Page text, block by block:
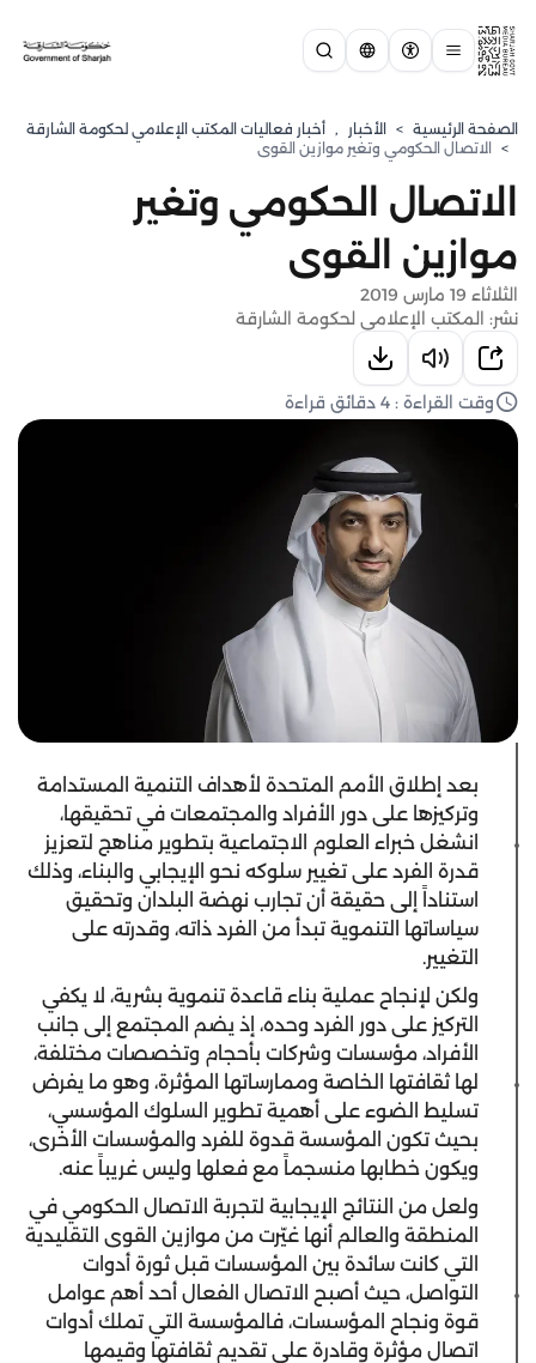
الصفحة الرئيسية > الأخبار , أخبار فعاليات المكتب الإعلامي لحكومة الشارقة
>
الاتصال الحكومي وتغير موازين القوى
الاتصال الحكومي وتغير
موازين القوى
الثلاثاء 19 مارس 2019
نشر: المكتب الإعلامي لحكومة الشارقة
وقت القراءة : 4 دقائق قراءة
بعد إطلاق الأمم المتحدة لأهداف التنمية المستدامة
وتركيزها على دور الأفراد والمجتمعات في تحقيقها،
انشغل خبراء العلوم الاجتماعية بتطوير مناهج لتعزيز
قدرة الفرد على تغيير سلوكه نحو الإيجابي والبناء، وذلك
استناداً إلى حقيقة أن تجارب نهضة البلدان وتحقيق
سياساتها التنموية تبدأ من الفرد ذاته، وقدرته على
التغيير.
ولكن لإنجاح عملية بناء قاعدة تنموية بشرية، لا يكفي
التركيز على دور الفرد وحده، إذ يضم المجتمع إلى جانب
الأفراد، مؤسسات وشركات بأحجام وتخصصات مختلفة،
لها ثقافتها الخاصة وممارساتها المؤثرة، وهو ما يفرض
تسليط الضوء على أهمية تطوير السلوك المؤسسي،
بحيث تكون المؤسسة قدوة للفرد والمؤسسات الأخرى،
ويكون خطابها منسجماً مع فعلها وليس غريباً عنه.
ولعل من النتائج الإيجابية لتجربة الاتصال الحكومي في
المنطقة والعالم أنها غيّرت من موازين القوى التقليدية
التي كانت سائدة بين المؤسسات قبل ثورة أدوات
التواصل، حيث أصبح الاتصال الفعال أحد أهم عوامل
قوة ونجاح المؤسسات، فالمؤسسة التي تملك أدوات
اتصال مؤثرة وقادرة على تقديم ثقافتها وقيمها